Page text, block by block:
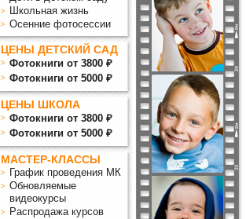
Школьная жизнь
Осенние фотосессии
ЦЕНЫ ДЕТСКИЙ САД
Фотокниги от 3800 ₽
Фотокниги от 5000 ₽
ЦЕНЫ ШКОЛА
Фотокниги от 3800 ₽
Фотокниги от 5000 ₽
МАСТЕР-КЛАССЫ
График проведения МК
Обновляемые
видеокурсы
Распродажа курсов